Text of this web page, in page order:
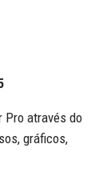
Pro através do
gráficos,